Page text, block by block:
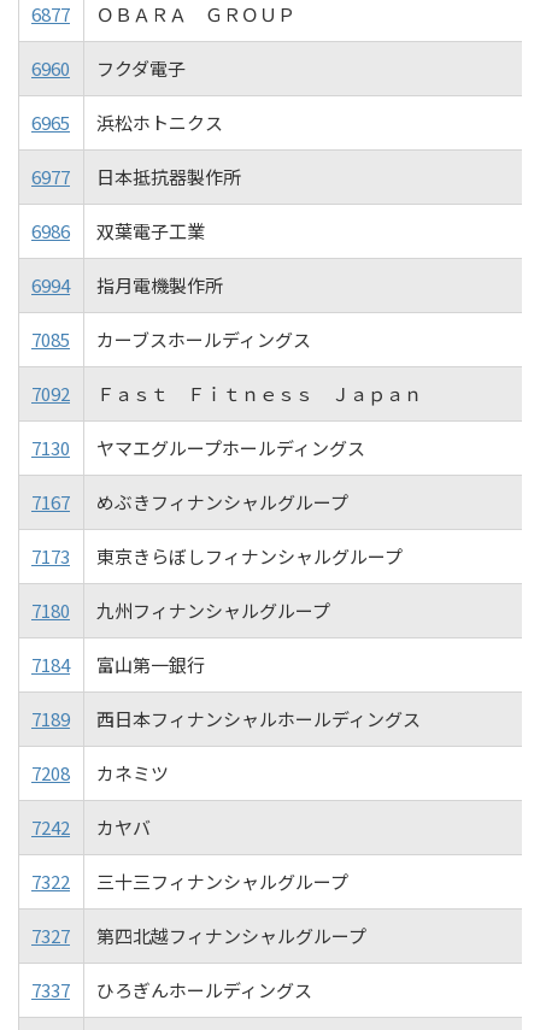
6877 ＯＢＡＲＡ ＧＲＯＵＰ
6960 フクダ電子
6965 浜松ホトニクス
6977 日本抵抗器製作所
6986 双葉電子工業
6994 指月電機製作所
7085 カーブスホールディングス
7092 Ｆａｓｔ Ｆｉｔｎｅｓｓ Ｊａｐａｎ
7130 ヤマエグループホールディングス
7167 めぶきフィナンシャルグループ
7173 東京きらぼしフィナンシャルグループ
7180 九州フィナンシャルグループ
7184 富山第一銀行
7189 西日本フィナンシャルホールディングス
7208 カネミツ
7242 カヤバ
7322 三十三フィナンシャルグループ
7327 第四北越フィナンシャルグループ
7337 ひろぎんホールディングス